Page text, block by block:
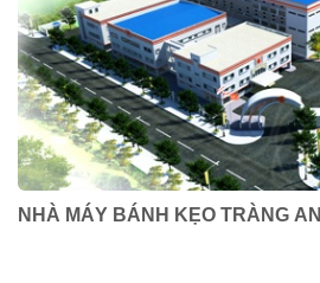
NHÀ MÁY BÁNH KẸO TRÀNG AN